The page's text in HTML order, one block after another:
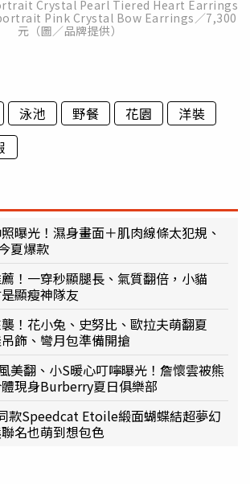
Crystal Pearl Tiered Heart Earrings
Pink Crystal Bow Earrings／7,300
元（圖／品牌提供）
泳池 野餐 花園
洋裝
曝光！濕身畫面＋肌肉線條太犯規、
夏爆款
！一穿秒顯腿長、氣質翻倍，小貓
顯瘦神隊友
！花小兔、史努比、歐拉夫萌翻夏
飾、彎月包準備開搶
美翻、小S暖心叮嚀曝光！詹懷雲被熊
現身Burberry夏日俱樂部
款Speedcat Etoile緞面蝴蝶結超夢幻
名也萌到想包色